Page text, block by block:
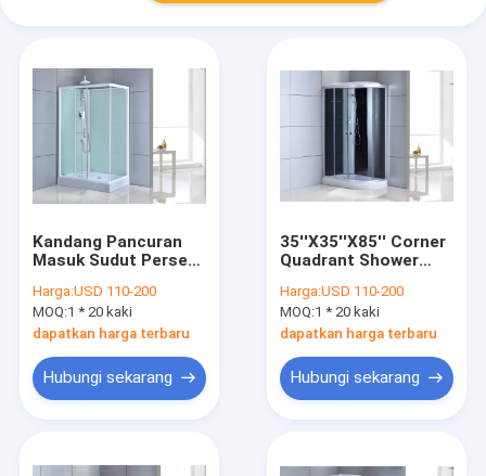
Kandang Pancuran
Masuk Sudut Persegi
900x900x2150mm
Harga:USD 110-200
MOQ:1 * 20 kaki
dapatkan harga terbaru
Hubungi sekarang
35''X35''X85'' Corner
Quadrant Shower
Harga:USD 110-200
MOQ:1 * 20 kaki
dapatkan harga terbaru
Hubungi sekarang